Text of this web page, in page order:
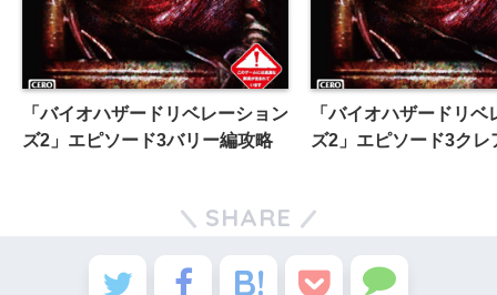
「バイオハザードリベレーション
ズ2」エピソード3バリー編攻略
「バイオハザードリベ
ズ2」エピソード3クレ
SHARE